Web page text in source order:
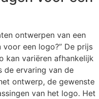
ontwerpen van een
een logo?” De prijs
kan variëren afhankelijk
de ervaring van de
ontwerp, de gewenste
van het logo. Het